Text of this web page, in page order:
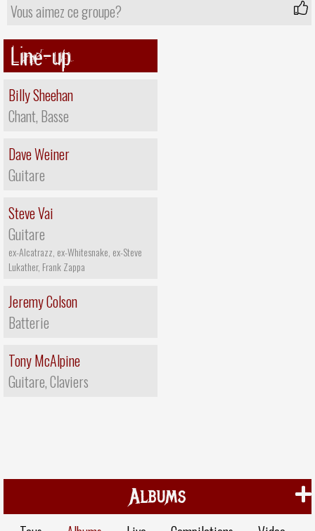
Vous aimez ce groupe?
Line-up
Billy Sheehan
Chant, Basse
Dave Weiner
Guitare
Steve Vai
Guitare
ex-Alcatrazz, ex-Whitesnake, ex-Steve
Lukather, Frank Zappa
Jeremy Colson
Batterie
Tony McAlpine
Guitare, Claviers
Albums